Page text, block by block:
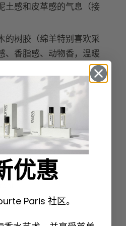
土感和皮革感的气息（接
的树胶（绵羊特别喜欢采
、香脂感、动物香，温暖
水
优惠
Paris 社区。